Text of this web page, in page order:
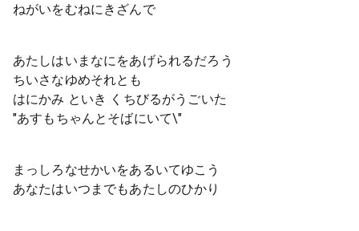
ねがいをむねにきざんで
あたしはいまなにをあげられるだろう
ちいさなゆめそれとも
はにかみ といき くちびるがうごいた
"あすもちゃんとそばにいて\"
まっしろなせかいをあるいてゆこう
あなたはいつまでもあたしのひかり